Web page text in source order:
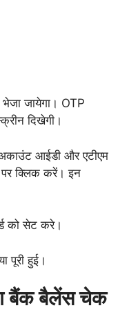
जायेगा। OTP
दिखेगी।
आईडी और एटीएम
क्लिक करें। इन
को सेट करे।
पूरी हुई।
बैंक बैलेंस चेक